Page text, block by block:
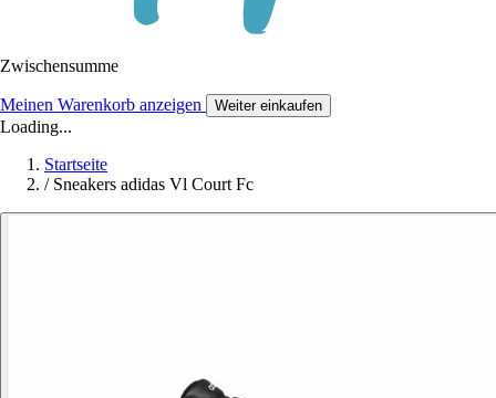
Zwischensumme
Meinen Warenkorb anzeigen Weiter einkaufen
Loading...
Startseite
/ Sneakers adidas Vl Court Fc